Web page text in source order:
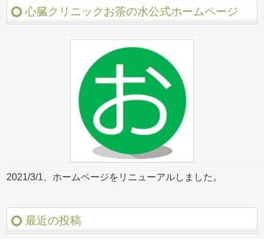
心臓クリニックお茶の水公式ホームページ
2021/3/1、ホームページをリニューアルしました。
最近の投稿